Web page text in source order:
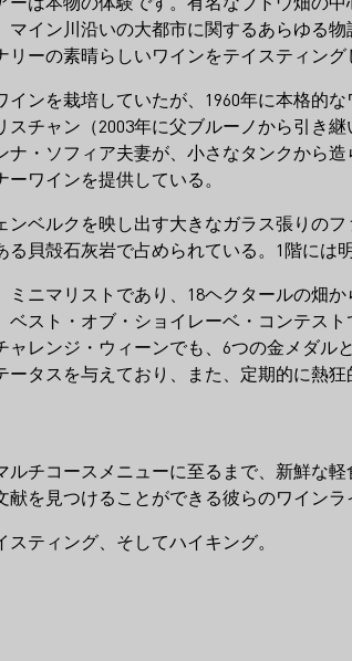
イン川沿いの大都市に関するあらゆる
ーの素晴らしいワインをテイスティン
ンを栽培していたが、1960年に本格的
チャン（2003年に父ブルーノから引き
ナ・ソフィア夫妻が、小さなタンクから
ワインを提供している。
ベルクを映し出す大きなガラス張りの
貝殻石灰岩で占められている。1階には
ニマリストであり、18ヘクタールの畑
スト・オブ・ショイレーベ・コンテス
レンジ・ウィーンでも、6つの金メダ
タスを与えており、また、定期的に熱
チコースメニューに至るまで、新鮮な
を見つけることができる彼らのワイン
ティング、そしてハイキング。